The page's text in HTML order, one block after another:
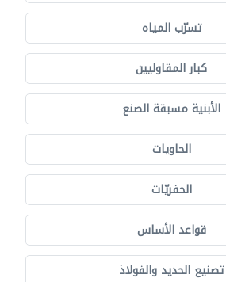
تسرّب المياه
كبار المقاوليين
الأبنية مسبقة الصنع
الحاويات
الحفريّات
قواعد الأساس
تصنيع الحديد والفولاذ